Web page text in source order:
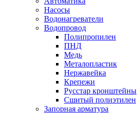
Насосы
Водонагреватели
Водопровод
Полипропилен
ПНД
Медь
Металопластик
Нержавейка
Крепежи
Русстар кронштейны
Сшитый полиэтилен
Запорная арматура